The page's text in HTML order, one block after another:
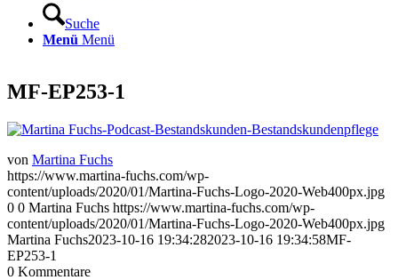
Suche
Menü Menü
MF-EP253-1
von Martina Fuchs
https://www.martina-fuchs.com/wp-
content/uploads/2020/01/Martina-Fuchs-Logo-2020-Web400px.jpg
0 0 Martina Fuchs https://www.martina-fuchs.com/wp-
content/uploads/2020/01/Martina-Fuchs-Logo-2020-Web400px.jpg
Martina Fuchs2023-10-16 19:34:282023-10-16 19:34:58MF-
EP253-1
0 Kommentare